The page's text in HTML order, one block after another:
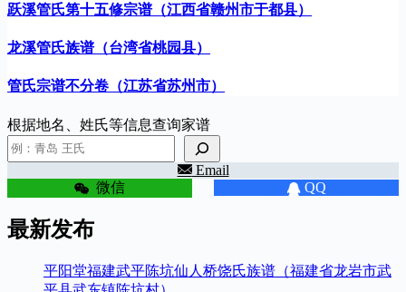
跃溪管氏第十五修宗谱（江西省赣州市于都县）
龙溪管氏族谱（台湾省桃园县）
管氏宗谱不分卷（江苏省苏州市）
根据地名、姓氏等信息查询家谱
Email
微信 QQ
最新发布
平阳堂福建武平陈坑仙人桥饶氏族谱（福建省龙岩市武